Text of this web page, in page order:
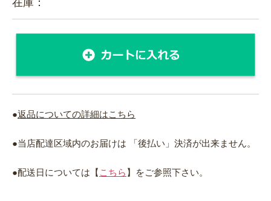
●返品についての詳細はこちら
●当店配達区域内のお届けは 「後払い」決済が出来ません。
●配送日については【 こちら 】をご参照下さい。